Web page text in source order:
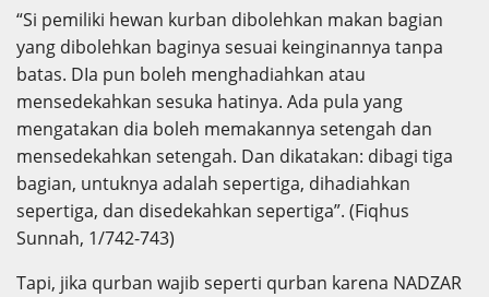
“Si pemiliki hewan kurban dibolehkan makan bagian
yang dibolehkan baginya sesuai keinginannya tanpa
batas. DIa pun boleh menghadiahkan atau
mensedekahkan sesuka hatinya. Ada pula yang
mengatakan dia boleh memakannya setengah dan
mensedekahkan setengah. Dan dikatakan: dibagi tiga
bagian, untuknya adalah sepertiga, dihadiahkan
sepertiga, dan disedekahkan sepertiga”. (Fiqhus
Sunnah, 1/742-743)
Tapi, jika qurban wajib seperti qurban karena NADZAR